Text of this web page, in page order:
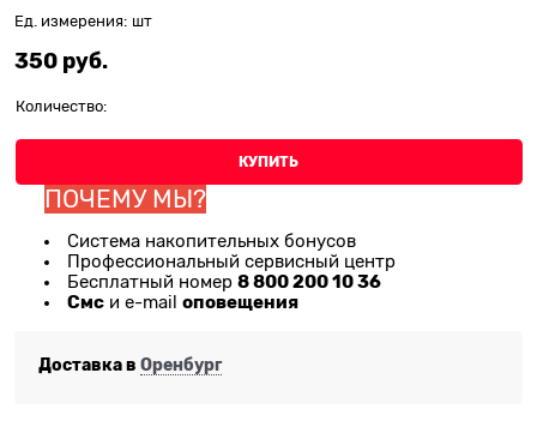
Ед. измерения: шт
350 руб.
Количество:
КУПИТЬ
ПОЧЕМУ МЫ?
Система накопительных бонусов
Профессиональный сервисный центр
Бесплатный номер 8 800 200 10 36
Смс и e-mail оповещения
Доставка в Оренбург